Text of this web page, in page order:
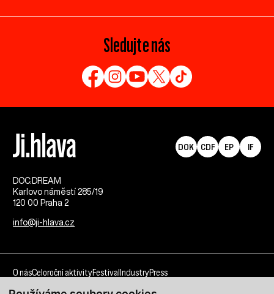
Sledujte nás
DOC.DREAM​
Karlovo náměstí 285/19
120 00 Praha 2
info@ji-hlava.cz
DOK CDF EP IF
O násCeloroční aktivityFestival IndustryPress